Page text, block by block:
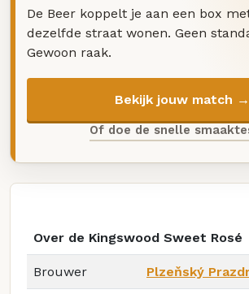
De Beer koppelt je aan een box
dezelfde straat wonen. Geen
Gewoon raak.
Bekijk jouw match →
Of doe de snelle
Over de Kingswood Sweet Rosé
Brouwer Plzeňský